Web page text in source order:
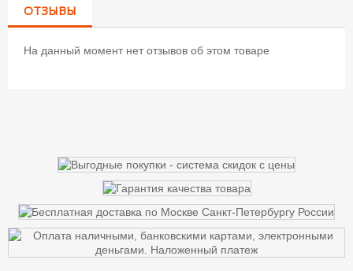
ОТЗЫВЫ
На данный момент нет отзывов об этом товаре